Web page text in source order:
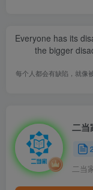
Everyone has its
the bigger
每个人都会有缺陷，就像
二当